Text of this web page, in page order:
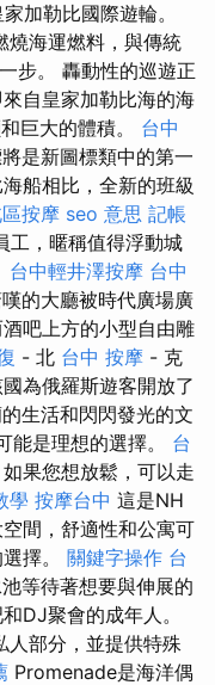
加勒比國際遊輪。
燒海運燃料，與傳統
步。 轟動性的巡遊正
自皇家加勒比海的海
巨大的體積。 台中
是新圖標類中的第一
船相比，全新的班級
按摩 seo 意思 記帳
工，暱稱值得浮動城
台中輕井澤按摩 台中
的大廳被時代廣場廣
吧上方的小型自由雕
- 北 台中 按摩 - 克
為俄羅斯遊客開放了
生活和閃閃發光的文
能是理想的選擇。 台
果您想放鬆，可以走
學 按摩台中 這是NH
間，舒適性和公寓可
擇。 關鍵字操作 台
等待著想要與伸展的
DJ聚會的成年人。
人部分，並提供特殊
Promenade是海洋偶